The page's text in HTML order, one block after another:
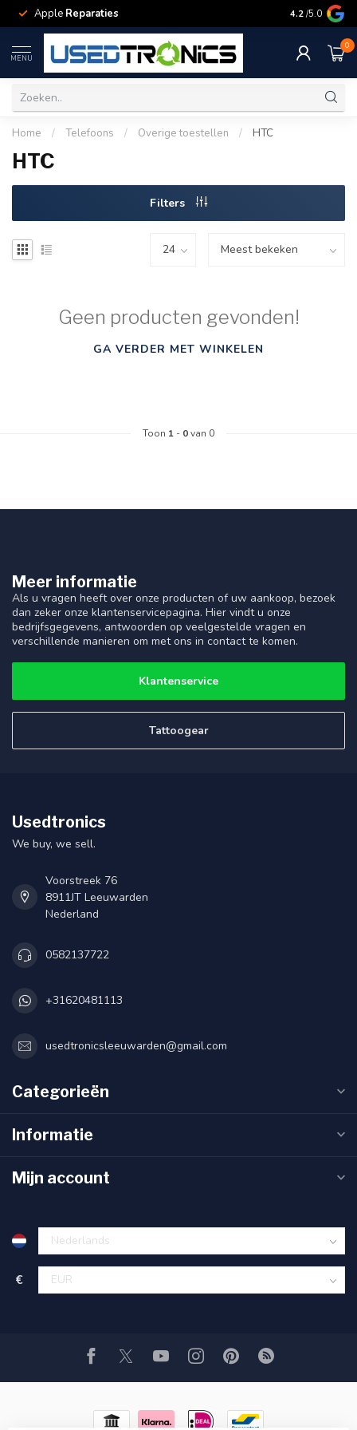
Apple Reparaties Samsung
4.2 /5.0
MENU
0
Home / Telefoons / Overige toestellen / HTC
HTC
Filters
Geen producten gevonden!
GA VERDER MET WINKELEN
Toon 1 - 0van 0
Meer informatie
Als u vragen heeft over onze producten of uw aankoop, bezoek
dan zeker onze klantenservicepagina. Hier vindt u onze
bedrijfsgegevens, antwoorden op veelgestelde vragen en
verschillende manieren om met ons in contact te komen.
Klantenservice
Tattoogear
Usedtronics
We buy, we sell.
Voorstreek 76
8911JT Leeuwarden
Nederland
0582137722
+31620481113
usedtronicsleeuwarden@gmail.com
Categorieën
Informatie
Mijn account
€